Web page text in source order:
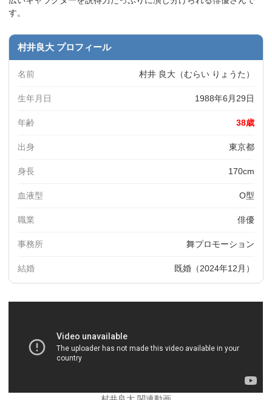
す。
村井良大 プロフィール
名前 村井 良大（むらい りょうた）
生年月日 1988年6月29日
年齢 38歳
出身 東京都
身長 170cm
血液型 O型
職業 俳優
事務所 舞プロモーション
結婚 既婚（2024年12月）